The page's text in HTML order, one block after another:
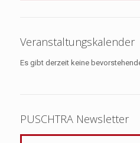
Veranstaltungskalender
Es gibt derzeit keine
PUSCHTRA Newsletter